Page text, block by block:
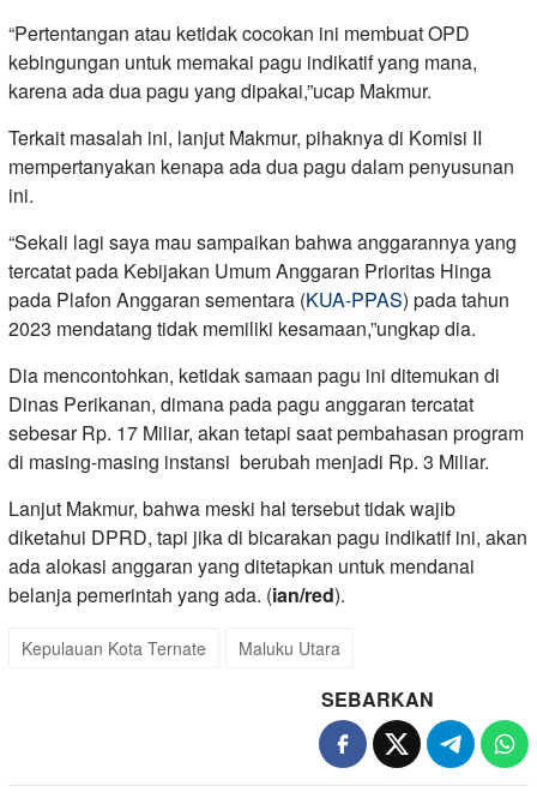
“Pertentangan atau ketidak cocokan ini membuat OPD
kebingungan untuk memakai pagu indikatif yang mana,
karena ada dua pagu yang dipakai,”ucap Makmur.
Terkait masalah ini, lanjut Makmur, pihaknya di Komisi II
mempertanyakan kenapa ada dua pagu dalam penyusunan
ini.
“Sekali lagi saya mau sampaikan bahwa anggarannya yang
tercatat pada Kebijakan Umum Anggaran Prioritas Hinga
pada Plafon Anggaran sementara (KUA-PPAS) pada tahun
2023 mendatang tidak memiliki kesamaan,”ungkap dia.
Dia mencontohkan, ketidak samaan pagu ini ditemukan di
Dinas Perikanan, dimana pada pagu anggaran tercatat
sebesar Rp. 17 Miliar, akan tetapi saat pembahasan program
di masing-masing instansi berubah menjadi Rp. 3 Miliar.
Lanjut Makmur, bahwa meski hal tersebut tidak wajib
diketahui DPRD, tapi jika di bicarakan pagu indikatif ini, akan
ada alokasi anggaran yang ditetapkan untuk mendanai
belanja pemerintah yang ada. (ian/red).
Kepulauan Kota Ternate Maluku Utara
SEBARKAN